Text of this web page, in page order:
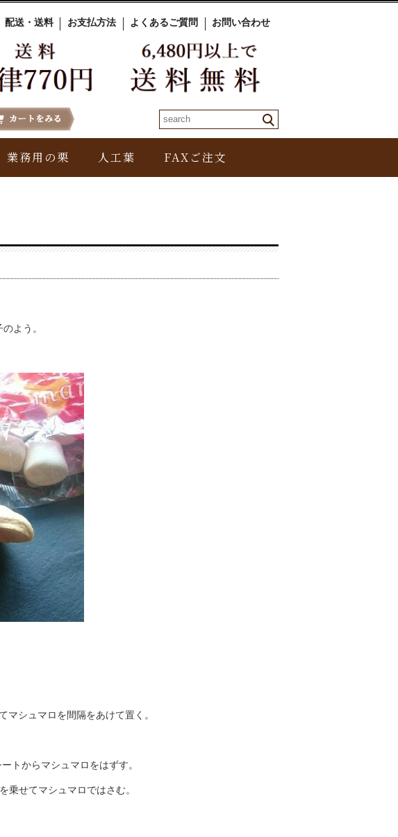
配送・送料 お支払方法 よくあるご質問 お問い合わせ
業務用の栗 人工葉 FAXご注文
よう。
シュマロを間隔をあけて置く。
トからマシュマロをはずす。
乗せてマシュマロではさむ。